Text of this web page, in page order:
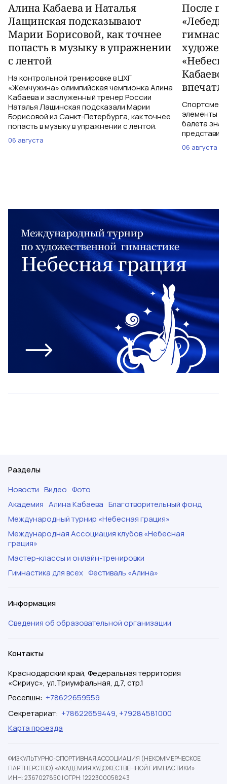
Алина Кабаева и Наталья
Лащинская подсказывают
Марии Борисовой, как точнее
попасть в музыку в упражнении
с лентой
На контрольной тренировке в ЦХГ
«Жемчужина» олимпийская чемпионка Алина
Кабаева и заслуженный тренер России
Наталья Лащинская подсказали Марии
Борисовой из Санкт-Петербурга, как точнее
попасть в музыку в упражнении с лентой.
06 августа
После
элементы
балета
06 августа
Разделы
Новости Видео Фото
Академия Алина Кабаева Благотворительный фонд
Международный турнир «Небесная грация»
Международная Ассоциация клубов «Небесная
грация»
Мастер-классы и онлайн-тренировки
Гимнастика для всех Фестиваль «Алина»
Информация
Сведения об образовательной организации
Контакты
Краснодарский край, Федеральная территория
«Сириус», ул.Триумфальная, д.7, стр.1
Ресепшн: +78622659559
Секретариат: +78622659449, +79284581000
Карта проезда
ФИЗКУЛЬТУРНО-СПОРТИВНАЯ АССОЦИАЦИЯ (НЕКОММЕРЧЕСКОЕ
ПАРТНЕРСТВО) «АКАДЕМИЯ ХУДОЖЕСТВЕННОЙ ГИМНАСТИКИ»
ИНН: 2367027850 |ОГРН: 1222300058243